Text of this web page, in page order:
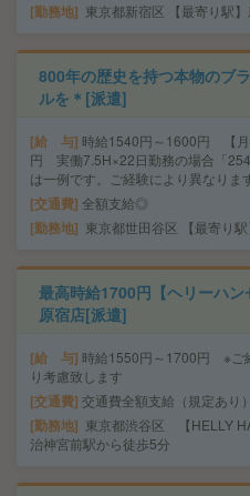
勤務地 東京都新宿区 【最寄り駅
800年の歴史を持つ本物のブ
ルを＊[派遣]
給 与 時給1540円～1600円 【
円 実働7.5H×22日勤務の場合「
は一例です。ご経験により異なります
交通費 全額支給◎
勤務地 東京都世田谷区 【最寄り
最高時給1700円【ヘリーハ
原宿店[派遣]
給 与 時給1550円～1700円 ※ご
り考慮致します
交通費 交通費全額支給（規定あり）
勤務地
東京都渋谷区 【HELLY
治神宮前駅から徒歩5分